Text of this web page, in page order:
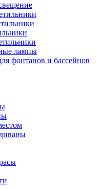
лампы
фонтанов и бассейнов